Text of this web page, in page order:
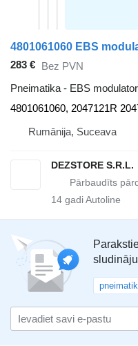
4801061060 EBS
283 € Bez PVN
Pneimatika - EBS
4801061060, 2047121R
Rumānija, Suceava
DEZSTORE S.R.L.
14 gadi Autoline